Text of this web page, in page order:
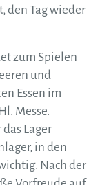
den Tag wieder
zum Spielen
und
Essen im
Messe.
Lager
in den
Nach der